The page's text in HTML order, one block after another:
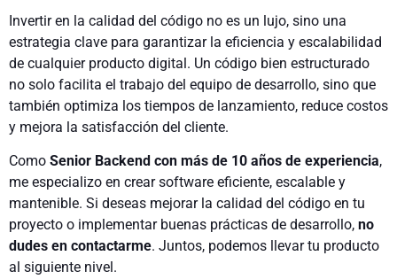
Invertir en la calidad del código no es un lujo, sino una
estrategia clave para garantizar la eficiencia y escalabilidad
de cualquier producto digital. Un código bien estructurado
no solo facilita el trabajo del equipo de desarrollo, sino que
también optimiza los tiempos de lanzamiento, reduce costos
y mejora la satisfacción del cliente.
Como Senior Backend con más de 10 años de experiencia,
me especializo en crear software eficiente, escalable y
mantenible. Si deseas mejorar la calidad del código en tu
proyecto o implementar buenas prácticas de desarrollo, no
dudes en contactarme. Juntos, podemos llevar tu producto
al siguiente nivel.